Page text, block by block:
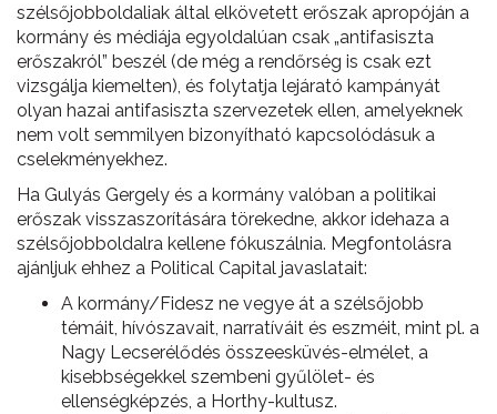
szélsőjobboldaliak által elkövetett erőszak apropóján a
kormány és médiája egyoldalúan csak „antifasiszta
erőszakról” beszél (de még a rendőrség is csak ezt
vizsgálja kiemelten), és folytatja lejárató kampányát
olyan hazai antifasiszta szervezetek ellen, amelyeknek
nem volt semmilyen bizonyítható kapcsolódásuk a
cselekményekhez.
Ha Gulyás Gergely és a kormány valóban a politikai
erőszak visszaszorítására törekedne, akkor idehaza a
szélsőjobboldalra kellene fókuszálnia. Megfontolásra
ajánljuk ehhez a Political Capital javaslatait:
A kormány/Fidesz ne vegye át a szélsőjobb
témáit, hívószavait, narratíváit és eszméit, mint pl. a
Nagy Lecserélődés összeesküvés-elmélet, a
kisebbségekkel szembeni gyűlölet- és
ellenségképzés, a Horthy-kultusz.